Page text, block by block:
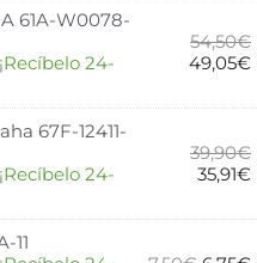
61A-W0078-
24-
54,50€
49,05€
67F-12411-
24-
39,90€
35,91€
11